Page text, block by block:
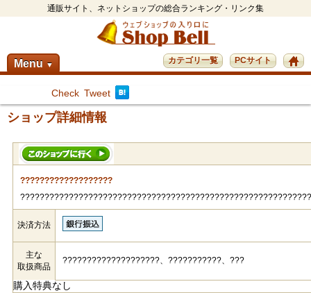
通販サイト、ネットショップの総合ランキング・リンク集
Menu ▼ PCサイト
カテゴリ一覧
Check Tweet
ショップ詳細情報
???????????????????
決済方法
主な
取扱商品
????????????????????、???????????、???
購入特典なし